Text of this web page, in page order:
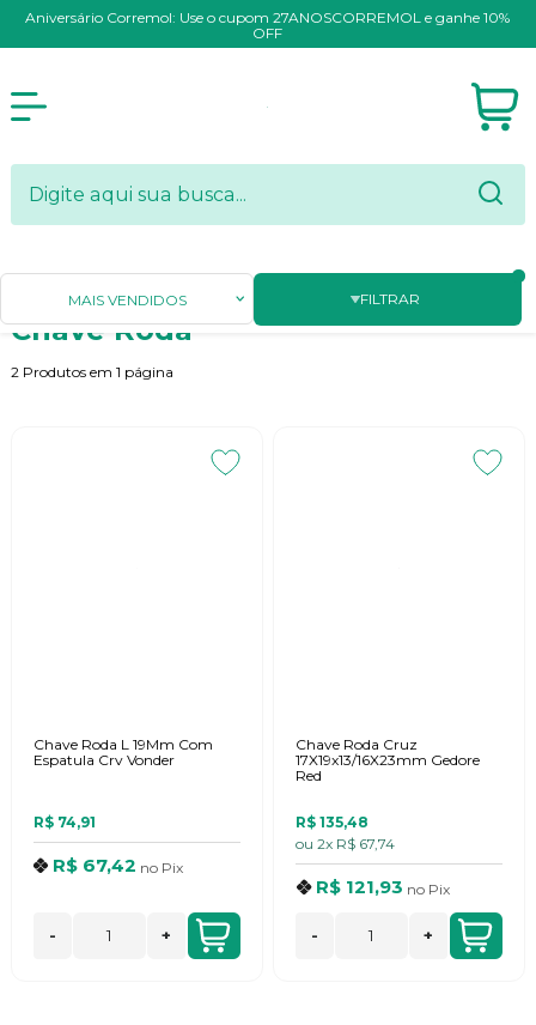
Aniversário Corremol: Use o cupom 27ANOSCORREMOL e ganhe 10%
OFF
Página Inicial FERRAMENTAS MANUAIS Chave Roda
Chave Roda
2 Produtos em 1 página
FILTRAR
MAIS VENDIDOS
Chave Roda L 19Mm Com
Espatula Crv Vonder
R$ 74,91
R$ 67,42 no Pix
- +
Chave Roda Cruz
17X19x13/16X23mm Gedore
Red
R$ 135,48
ou 2x R$ 67,74
R$ 121,93 no Pix
- +